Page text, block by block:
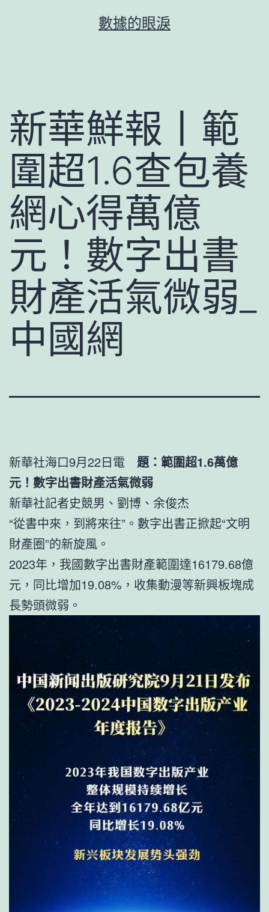
數據的眼淚
新華鮮報丨範
圍超1.6查包養
網心得萬億
元！數字出書
財產活氣微弱_
中國網
新華社海口9月22日電 題：範圍超1.6萬億
元！數字出書財產活氣微弱
新華社記者史競男、劉博、余俊杰
“從書中來，到將來往”。數字出書正掀起“文明
財產圈”的新旋風。
2023年，我國數字出書財產範圍達16179.68億
元，同比增加19.08%，收集動漫等新興板塊成
長勢頭微弱。